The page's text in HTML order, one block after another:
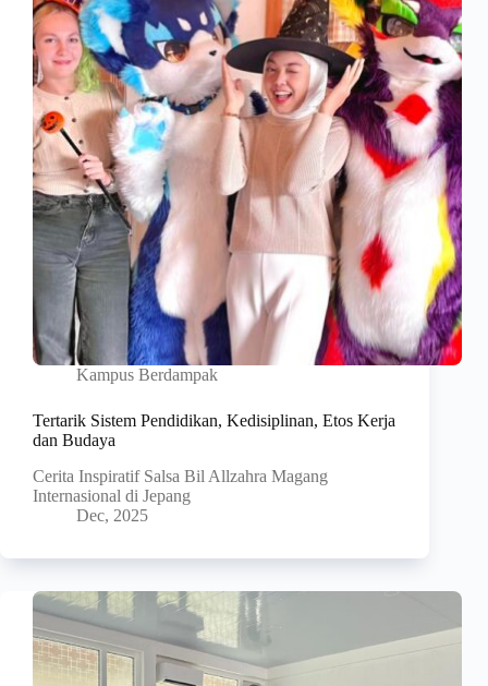
Kampus Berdampak
Tertarik Sistem Pendidikan, Kedisiplinan, Etos Kerja
dan Budaya
Cerita Inspiratif Salsa Bil Allzahra Magang
Internasional di Jepang
Dec, 2025